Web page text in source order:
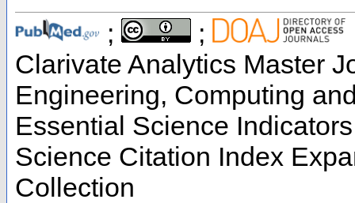
; ;
Clarivate Analytics Master
Engineering, Computing
Essential Science
Science Citation Index
Collection